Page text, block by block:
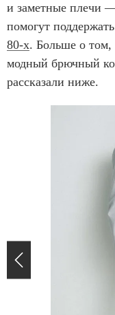
и заметные плечи
помогут
80-х. Больше о том,
модный брючный
рассказали ниже.